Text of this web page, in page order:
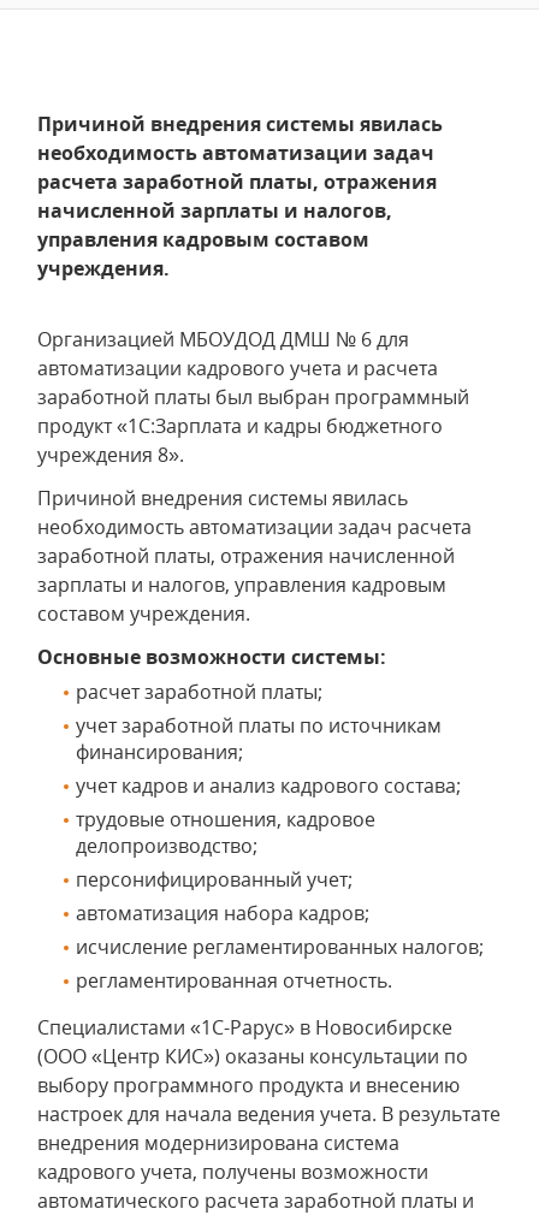
Причиной внедрения системы явилась
необходимость автоматизации задач
расчета заработной платы, отражения
начисленной зарплаты и налогов,
управления кадровым составом
учреждения.
Организацией МБОУДОД ДМШ № 6 для
автоматизации кадрового учета и расчета
заработной платы был выбран программный
продукт «1С:Зарплата и кадры бюджетного
учреждения 8».
Причиной внедрения системы явилась
необходимость автоматизации задач расчета
заработной платы, отражения начисленной
зарплаты и налогов, управления кадровым
составом учреждения.
Основные возможности системы:
расчет заработной платы;
учет заработной платы по источникам
финансирования;
учет кадров и анализ кадрового состава;
трудовые отношения, кадровое
делопроизводство;
персонифицированный учет;
автоматизация набора кадров;
исчисление регламентированных налогов;
регламентированная отчетность.
Специалистами «1С-Рарус» в Новосибирске
(ООО «Центр КИС») оказаны консультации по
выбору программного продукта и внесению
настроек для начала ведения учета. В результате
внедрения модернизирована система
кадрового учета, получены возможности
автоматического расчета заработной платы и